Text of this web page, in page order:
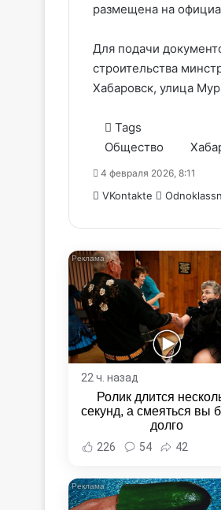
размещена на
Для подачи
строительства
Хабаровск, улица
Tags
Общество
4 февраля 2026, 8:11
VKontakte
22 ч. назад
Ролик длится
секунд, а смеяться вы
долго
226 54 42